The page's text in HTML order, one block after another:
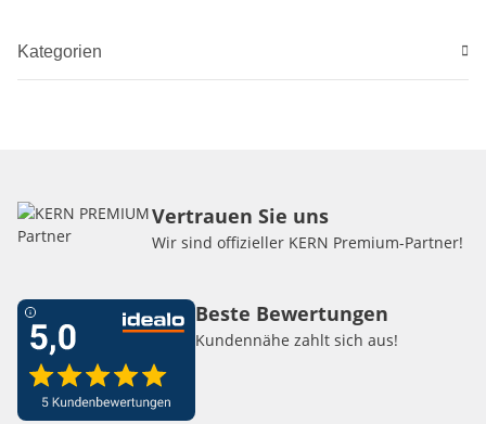
Kategorien
Vertrauen Sie uns
Wir sind offizieller KERN Premium-Partner!
Beste Bewertungen
Kundennähe zahlt sich aus!